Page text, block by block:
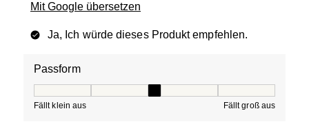
Mit Google übersetzen
Ja, Ich würde dieses Produkt empfehlen.
Passform
Fällt klein aus Fällt groß aus